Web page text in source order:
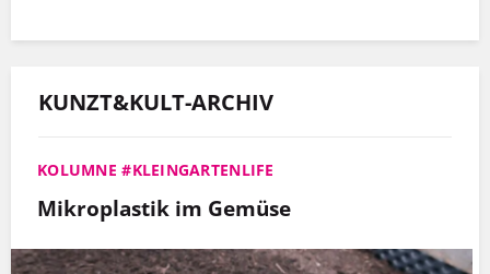
KUNZT&KULT-ARCHIV
KOLUMNE #KLEINGARTENLIFE
Mikroplastik im Gemüse